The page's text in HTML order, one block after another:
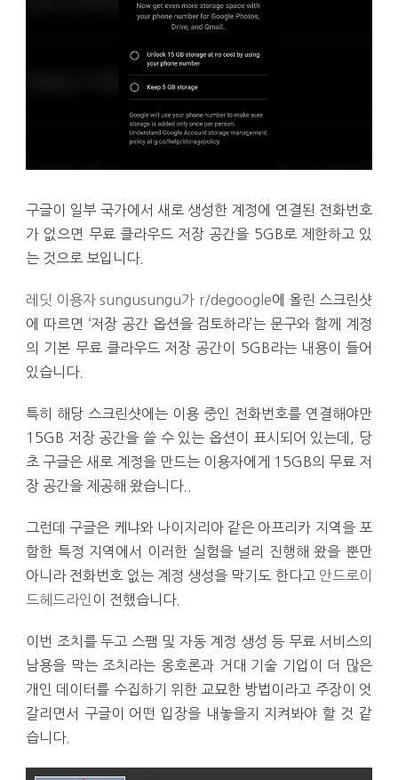
구글이 일부 국가에서 새로 생성한 계정에 연결된 전화번호
가 없으면 무료 클라우드 저장 공간을 5GB로 제한하고 있
는 것으로 보입니다.
레딧 이용자 sungusungu가 r/degoogle에 올린 스크린샷
에 따르면 ‘저장 공간 옵션을 검토하라’는 문구와 함께 계정
의 기본 무료 클라우드 저장 공간이 5GB라는 내용이 들어
있습니다.
특히 해당 스크린샷에는 이용 중인 전화번호를 연결해야만
15GB 저장 공간을 쓸 수 있는 옵션이 표시되어 있는데, 당
초 구글은 새로 계정을 만드는 이용자에게 15GB의 무료 저
장 공간을 제공해 왔습니다..
그런데 구글은 케냐와 나이지리아 같은 아프리카 지역을 포
함한 특정 지역에서 이러한 실험을 널리 진행해 왔을 뿐만
아니라 전화번호 없는 계정 생성을 막기도 한다고 안드로이
드헤드라인 이 전했습니다.
이번 조치를 두고 스팸 및 자동 계정 생성 등 무료 서비스의
남용을 막는 조치라는 옹호론과 거대 기술 기업이 더 많은
개인 데이터를 수집하기 위한 교묘한 방법이라고 주장이 엇
갈리면서 구글이 어떤 입장을 내놓을지 지켜봐야 할 것 같
습니다.